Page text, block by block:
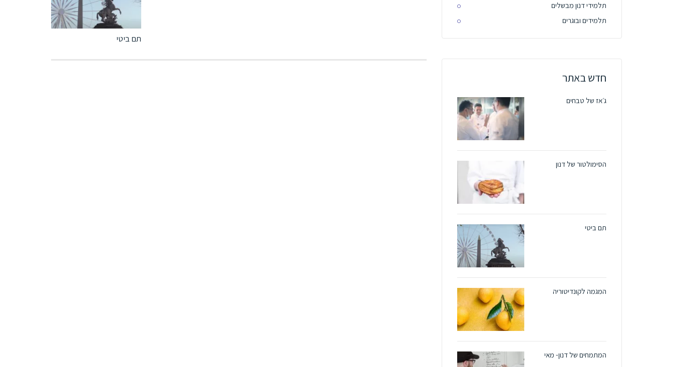
תם ביטי
תלמידי דנון מבשלים
תלמידים ובוגרים
חדש באתר
ג׳אז של טבחים
הסימולטור של דנון
תם ביטי
המגמה לקונדיטוריה
המתמחים של דנון- מאי